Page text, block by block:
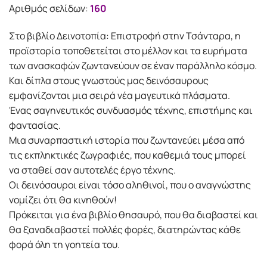
Αριθμός σελίδων: 160
Στο βιβλίο Δεινοτοπία: Επιστροφή στην Τσάνταρα, η
προϊστορία τοποθετείται στο μέλλον και τα ευρήματα
των ανασκαφών ζωντανεύουν σε έναν παράλληλο κόσμο.
Και δίπλα στους γνωστούς μας δεινόσαυρους
εμφανίζονται μια σειρά νέα μαγευτικά πλάσματα.
Ένας σαγηνευτικός συνδυασμός τέχνης, επιστήμης και
φαντασίας.
Μια συναρπαστική ιστορία που ζωντανεύει μέσα από
τις εκπληκτικές ζωγραφιές, που καθεμιά τους μπορεί
να σταθεί σαν αυτοτελές έργο τέχνης.
Οι δεινόσαυροι είναι τόσο αληθινοί, που ο αναγνώστης
νομίζει ότι θα κινηθούν!
Πρόκειται για ένα βιβλίο θησαυρό, που θα διαβαστεί και
θα ξαναδιαβαστεί πολλές φορές, διατηρώντας κάθε
φορά όλη τη γοητεία του.